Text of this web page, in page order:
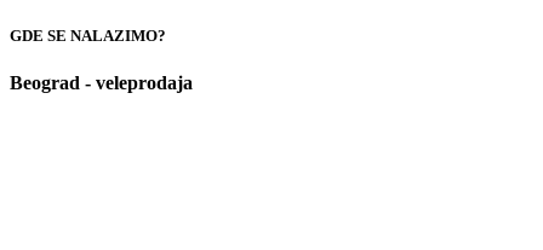
GDE SE NALAZIMO?
Beograd - veleprodaja